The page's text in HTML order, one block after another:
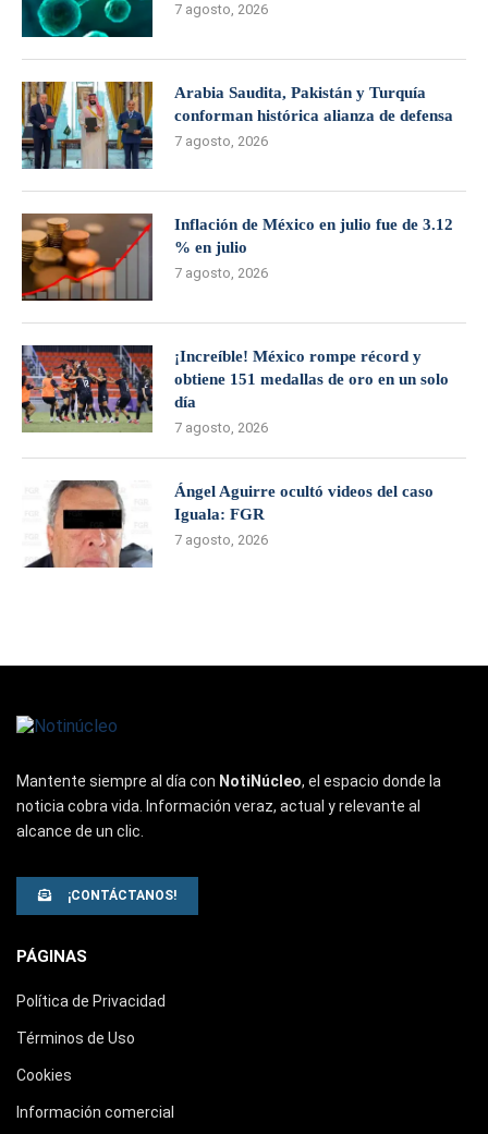
7 agosto, 2026
Arabia Saudita, Pakistán y Turquía
conforman histórica alianza de defensa
7 agosto, 2026
Inflación de México en julio fue de 3.12
% en julio
7 agosto, 2026
¡Increíble! México rompe récord y
obtiene 151 medallas de oro en un solo
día
7 agosto, 2026
Ángel Aguirre ocultó videos del caso
Iguala: FGR
7 agosto, 2026
Mantente siempre al día con NotiNúcleo, el espacio donde la
noticia cobra vida. Información veraz, actual y relevante al
alcance de un clic.
¡CONTÁCTANOS!
PÁGINAS
Política de Privacidad
Términos de Uso
Cookies
Información comercial